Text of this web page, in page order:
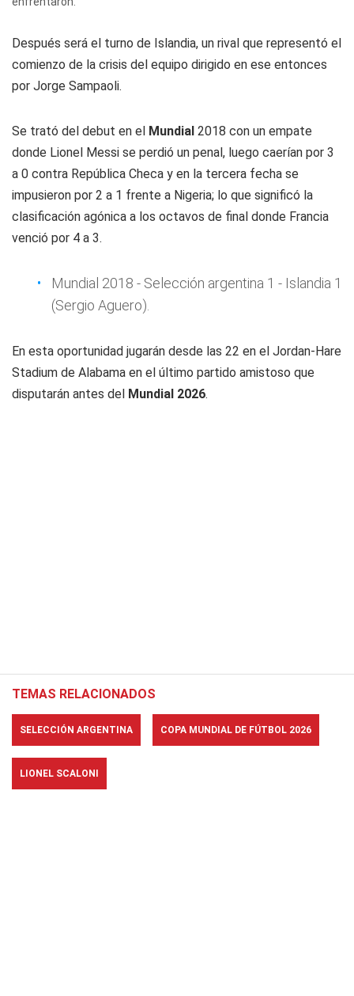
Después será el turno de Islandia, un rival que representó el
comienzo de la crisis del equipo dirigido en ese entonces
por Jorge Sampaoli.
Se trató del debut en el Mundial 2018 con un empate
donde Lionel Messi se perdió un penal, luego caerían por 3
a 0 contra República Checa y en la tercera fecha se
impusieron por 2 a 1 frente a Nigeria; lo que significó la
clasificación agónica a los octavos de final donde Francia
venció por 4 a 3.
Mundial 2018 - Selección argentina 1 - Islandia 1
(Sergio Aguero).
En esta oportunidad jugarán desde las 22 en el Jordan-Hare
Stadium de Alabama en el último partido amistoso que
disputarán antes del Mundial 2026.
TEMAS RELACIONADOS
SELECCIÓN ARGENTINA COPA MUNDIAL DE FÚTBOL 2026
LIONEL SCALONI